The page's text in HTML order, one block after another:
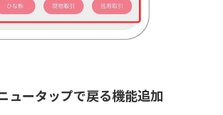
ータップで戻る機能追加